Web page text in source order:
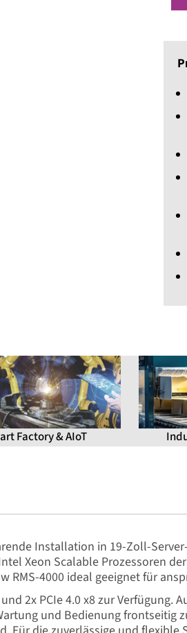
Factory & AIoT
Installation in 19-Zoll-
Xeon Scalable Prozessoren
RMS-4000 ideal geeignet für
2x PCIe 4.0 x8 zur Verfügung.
und Bedienung frontseitig